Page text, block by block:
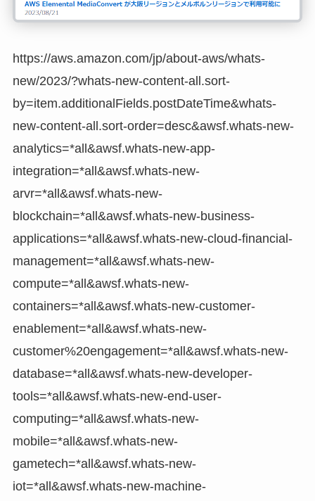
https://aws.amazon.com/jp/about-aws/whats-
new/2023/?whats-new-content-all.sort-
by=item.additionalFields.postDateTime&whats-
new-content-all.sort-order=desc&awsf.whats-new-
analytics=*all&awsf.whats-new-app-
integration=*all&awsf.whats-new-
arvr=*all&awsf.whats-new-
blockchain=*all&awsf.whats-new-business-
applications=*all&awsf.whats-new-cloud-financial-
management=*all&awsf.whats-new-
compute=*all&awsf.whats-new-
containers=*all&awsf.whats-new-customer-
enablement=*all&awsf.whats-new-
customer%20engagement=*all&awsf.whats-new-
database=*all&awsf.whats-new-developer-
tools=*all&awsf.whats-new-end-user-
computing=*all&awsf.whats-new-
mobile=*all&awsf.whats-new-
gametech=*all&awsf.whats-new-
iot=*all&awsf.whats-new-machine-